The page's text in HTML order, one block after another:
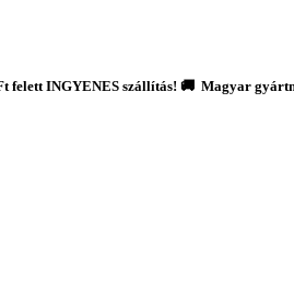
felett INGYENES szállítás! 🚚 Magyar